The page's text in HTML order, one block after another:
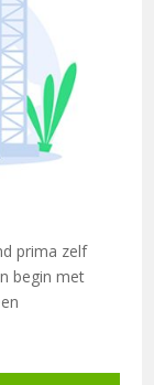
prima zelf
begin met